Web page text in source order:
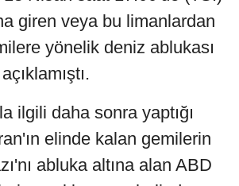
giren veya bu limanlardan
yönelik deniz ablukası
ilgili daha sonra yaptığı
elinde kalan gemilerin
abluka altına alan ABD